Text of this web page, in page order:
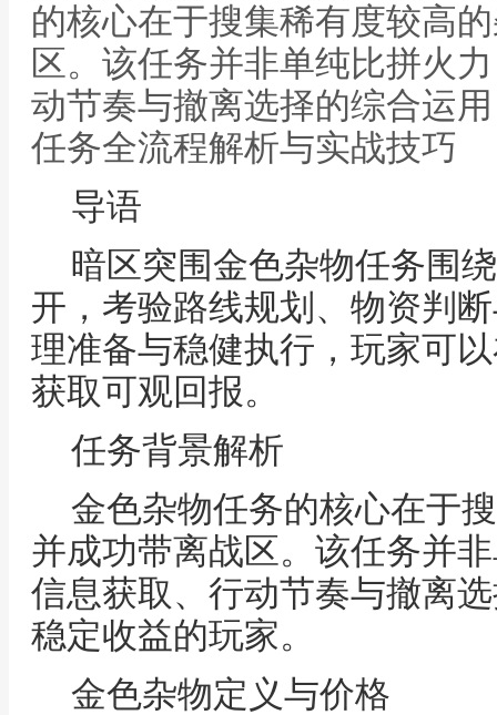
的核心在于搜集稀有度较高
区。该任务并非单纯比拼火
动节奏与撤离选择的综合运
任务全流程解析与实战技巧
导语
暗区突围金色杂物任务围
开，考验路线规划、物资判
理准备与稳健执行，玩家可
获取可观回报。
任务背景解析
金色杂物任务的核心在于
并成功带离战区。该任务并
信息获取、行动节奏与撤离
稳定收益的玩家。
金色杂物定义与价格